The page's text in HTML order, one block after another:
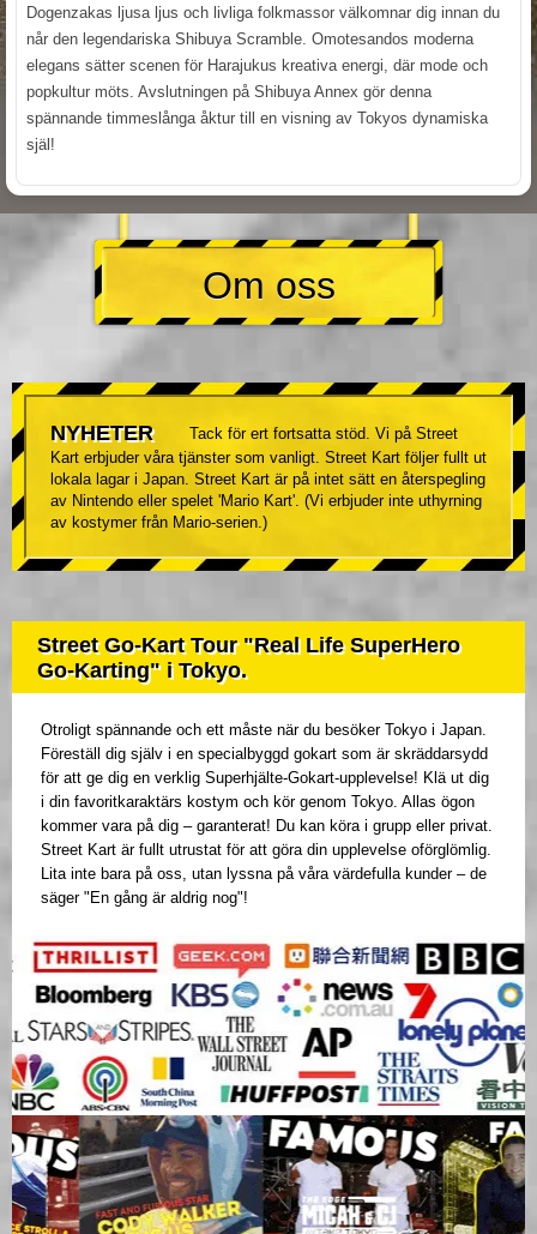
Dogenzakas ljusa ljus och livliga folkmassor välkomnar dig innan du
når den legendariska Shibuya Scramble. Omotesandos moderna
elegans sätter scenen för Harajukus kreativa energi, där mode och
popkultur möts. Avslutningen på Shibuya Annex gör denna
spännande timmeslånga åktur till en visning av Tokyos dynamiska
själ!
Om oss
NYHETER
Tack för ert fortsatta stöd. Vi på Street
Kart erbjuder våra tjänster som vanligt. Street Kart följer fullt ut
lokala lagar i Japan. Street Kart är på intet sätt en återspegling
av Nintendo eller spelet 'Mario Kart'. (Vi erbjuder inte uthyrning
av kostymer från Mario-serien.)
Street Go-Kart Tour "Real Life SuperHero
Go-Karting" i Tokyo.
Otroligt spännande och ett måste när du besöker Tokyo i Japan.
Föreställ dig själv i en specialbyggd gokart som är skräddarsydd
för att ge dig en verklig Superhjälte-Gokart-upplevelse! Klä ut dig
i din favoritkaraktärs kostym och kör genom Tokyo. Allas ögon
kommer vara på dig – garanterat! Du kan köra i grupp eller privat.
Street Kart är fullt utrustat för att göra din upplevelse oförglömlig.
Lita inte bara på oss, utan lyssna på våra värdefulla kunder – de
säger "En gång är aldrig nog"!